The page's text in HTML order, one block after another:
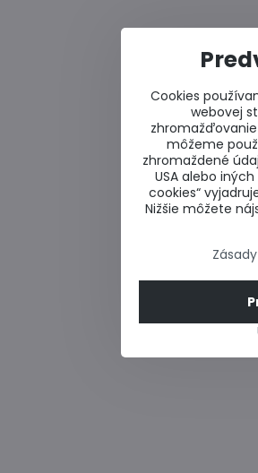
Cookies
webovej
môžeme
zhromaždené
USA alebo
cookies“
Nižšie môžete